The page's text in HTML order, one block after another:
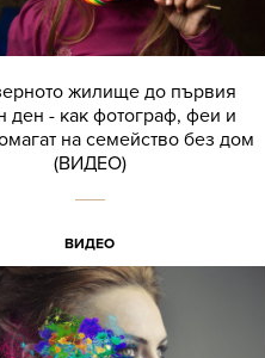
жилище до първия
ден - как фотограф, феи и
на семейство без дом
(ВИДЕО)
ВИДЕО